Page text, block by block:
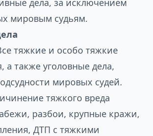
дела, за исключением
мировым судьям.
тяжкие и особо тяжкие
а также уголовные дела,
мировых судей.
тяжкого вреда
разбои, крупные кражи,
ДТП с тяжкими